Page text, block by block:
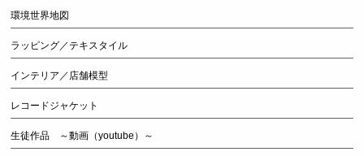
環境世界地図
ラッピング／テキスタイル
インテリア／店舗模型
レコードジャケット
生徒作品 ～動画（youtube）～